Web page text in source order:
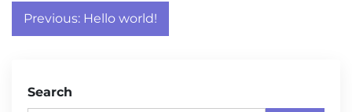
Post
navigation
Previous: Hello world!
Search